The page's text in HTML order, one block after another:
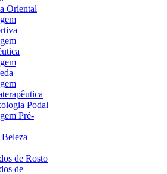
Oriental
Podal
Pré-
de Rosto
de